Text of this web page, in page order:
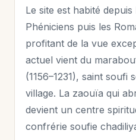
Le site est habité
Phéniciens puis les
profitant de la vue
actuel vient du
(1156–1231), saint soufi
village. La zaouïa qui
devient un centre
confrérie soufie